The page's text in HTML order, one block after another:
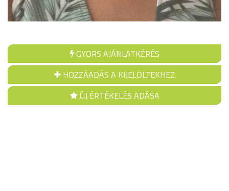
GYORS AJÁNLATKÉRÉS
HOZZÁADÁS A KIJELÖLTEKHEZ
ÚJ ÉRTÉKELÉS ADÁSA